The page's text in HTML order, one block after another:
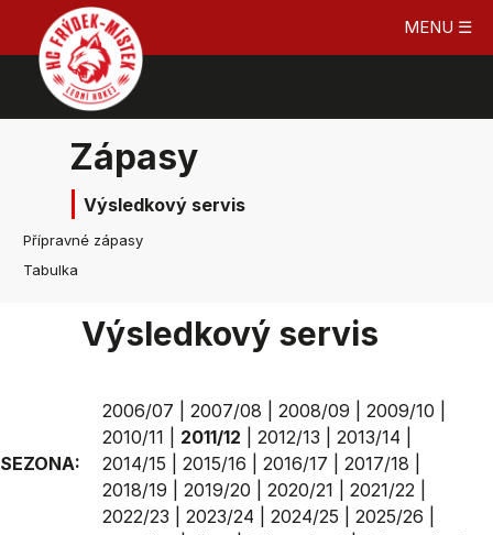
MENU ☰
Zápasy
Výsledkový servis
Přípravné zápasy
Tabulka
Výsledkový servis
SEZONA:
2006/07 2007/08 2008/09 2009/10
2010/11
2011/12 2012/13 2013/14
2014/15
2015/16 2016/17 2017/18
2018/19
2019/20 2020/21 2021/22
2022/23
2023/24 2024/25 2025/26